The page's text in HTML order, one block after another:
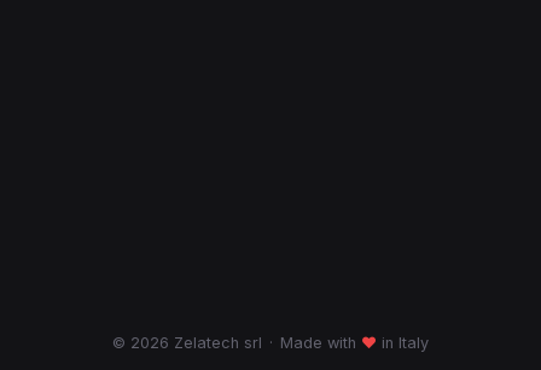
© 2026 Zelatech srl · Made with ♥ in Italy